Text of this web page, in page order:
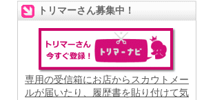
トリマーさん募集中！
専用の受信箱にお店からスカウトメー
ルが届いたり、履歴書を貼り付けて気